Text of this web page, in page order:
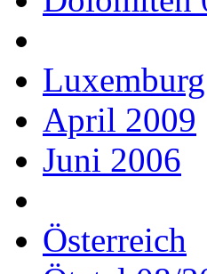
Luxemburg
April 2009
Juni 2006
Österreich